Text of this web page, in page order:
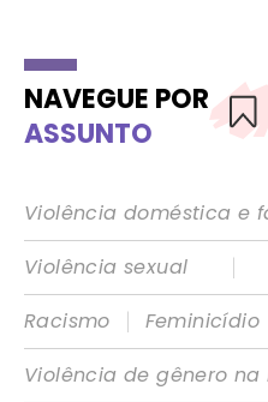
NAVEGUE POR
ASSUNTO
Violência doméstica e
Violência sexual
|
Racismo
| Feminicídio
Violência de gênero na